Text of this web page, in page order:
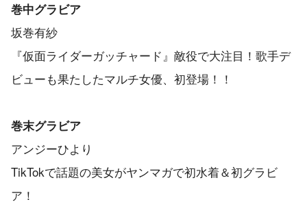
巻中グラビア
坂巻有紗
『仮面ライダーガッチャード』敵役で大注目！歌手デ
ビューも果たしたマルチ女優、初登場！！
巻末グラビア
アンジーひより
TikTokで話題の美女がヤンマガで初水着＆初グラビ
ア！